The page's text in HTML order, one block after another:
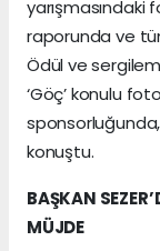
yarışmasındaki
raporunda ve
Ödül ve
‘Göç’ konulu
konuştu.
BAŞKAN
MÜJDE